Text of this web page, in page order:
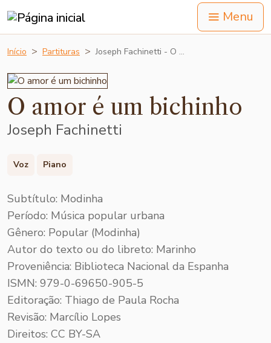
Menu
Início Partituras Joseph Fachinetti - O …
O amor é um bichinho
Joseph Fachinetti
Voz Piano
Subtítulo: Modinha
Período: Música popular urbana
Gênero: Popular (Modinha)
Autor do texto ou do libreto: Marinho
Proveniência: Biblioteca Nacional da Espanha
ISMN: 979-0-69650-905-5
Editoração: Thiago de Paula Rocha
Revisão: Marcílio Lopes
Direitos: CC BY-SA